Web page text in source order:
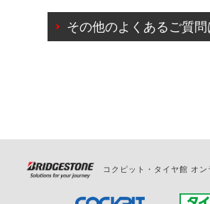
ご来店予約日の3営業日前を過ぎてい
の日時変更につきましては、直接ご
その他のよくあるご質問
コクピット・タイヤ館 オン